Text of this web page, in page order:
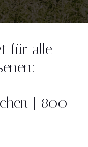
für alle
| 800